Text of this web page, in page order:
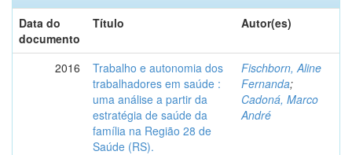
Data do
documento
Título Autor(es)
2016
Trabalho e autonomia dos
trabalhadores em saúde :
uma análise a partir da
estratégia de saúde da
família na Região 28 de
Saúde (RS).
Fischborn, Aline
Fernanda;
Cadoná, Marco
André